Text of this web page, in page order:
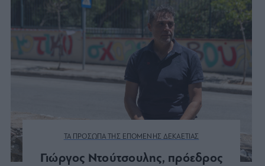
ΤΑ ΠΡΟΣΩΠΑ ΤΗΣ ΕΠΟΜΕΝΗΣ ΔΕΚΑΕΤΙΑΣ
Γιώργος Ντούτσουλης, πρόεδρος